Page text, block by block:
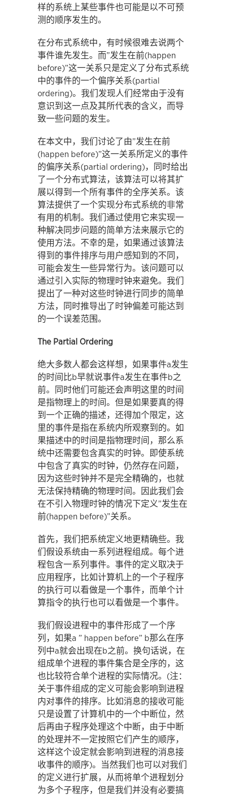
样的系统上某些事件也可能是以不可预
测的顺序发生的。
在分布式系统中，有时候很难去说两个
事件谁先发生。而”发生在前(happen
before)”这一关系只是定义了分布式系统
中的事件的一个偏序关系(partial
ordering)。我们发现人们经常由于没有
意识到这一点及其所代表的含义，而导
致一些问题的发生。
在本文中，我们讨论了由”发生在前
(happen before)”这一关系所定义的事件
的偏序关系(partial ordering)，同时给出
了一个分布式算法，该算法可以将其扩
展以得到一个所有事件的全序关系。该
算法提供了一个实现分布式系统的非常
有用的机制。我们通过使用它来实现一
种解决同步问题的简单方法来展示它的
使用方法。不幸的是，如果通过该算法
得到的事件排序与用户感知到的不同，
可能会发生一些异常行为。该问题可以
通过引入实际的物理时钟来避免。我们
提出了一种对这些时钟进行同步的简单
方法，同时推导出了时钟偏差可能达到
的一个误差范围。
The Partial Ordering
绝大多数人都会这样想，如果事件a发生
的时间比b早就说事件a发生在事件b之
前。同时他们可能还会声明这里的时间
是指物理上的时间。但是如果要真的得
到一个正确的描述，还得加个限定，这
里的事件是指在系统内所观察到的。如
果描述中的时间是指物理时间，那么系
统中还需要包含真实的时钟。即使系统
中包含了真实的时钟，仍然存在问题，
因为这些时钟并不是完全精确的，也就
无法保持精确的物理时间。因此我们会
在不引入物理时钟的情况下定义”发生在
前(happen before)”关系。
首先，我们把系统定义地更精确些。我
们假设系统由一系列进程组成。每个进
程包含一系列事件。事件的定义取决于
应用程序，比如计算机上的一个子程序
的执行可以看做是一个事件，而单个计
算指令的执行也可以看做是一个事件。
我们假设进程中的事件形成了一个序
列，如果a ” happen before” b那么在序
列中a就会出现在b之前。换句话说，在
组成单个进程的事件集合是全序的，这
也比较符合单个进程的实际情况。(注：
关于事件组成的定义可能会影响到进程
内对事件的排序。比如消息的接收可能
只是设置了计算机中的一个中断位，然
后再由子程序处理这个中断，由于中断
的处理并不一定按照它们产生的顺序，
这样这个设定就会影响到进程的消息接
收事件的顺序)。当然我们也可以对我们
的定义进行扩展，从而将单个进程划分
为多个子程序，但是我们并没有必要搞